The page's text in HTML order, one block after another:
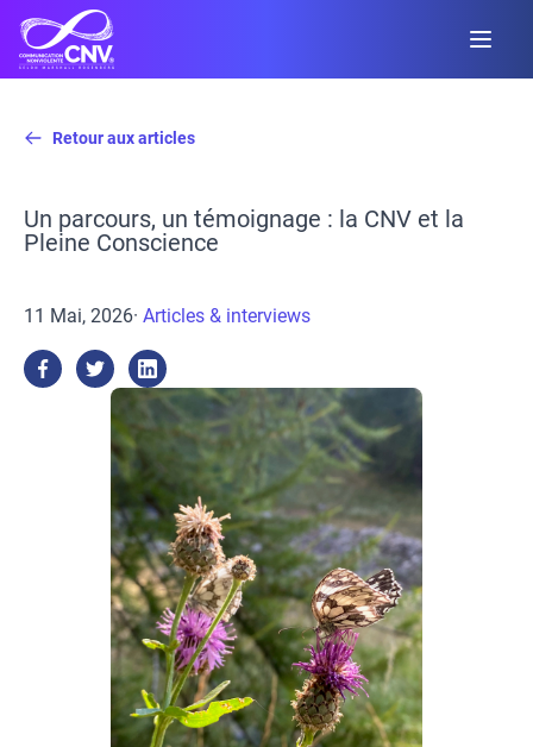
Retour aux articles
Un parcours, un témoignage : la CNV et la
Pleine Conscience
11 Mai, 2026· Articles & interviews